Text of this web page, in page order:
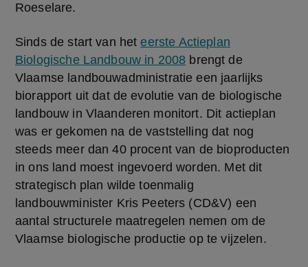
Roeselare.
Sinds de start van heteerste Actieplan
Biologische Landbouw in 2008 brengt de
Vlaamse landbouwadministratie een jaarlijks
biorapport uit dat de evolutie van de biologische
landbouw in Vlaanderen monitort. Dit actieplan
was er gekomen na de vaststelling dat nog
steeds meer dan 40 procent van de bioproducten
in ons land moest ingevoerd worden. Met dit
strategisch plan wilde toenmalig
landbouwminister Kris Peeters (CD&V) een
aantal structurele maatregelen nemen om de
Vlaamse biologische productie op te vijzelen.